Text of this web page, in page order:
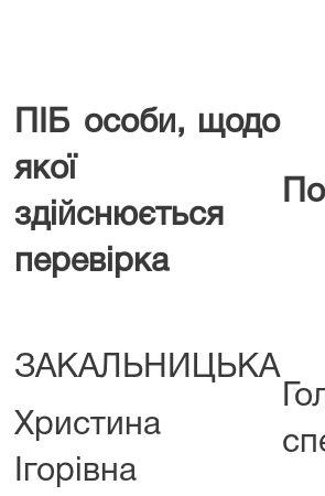
ПІБ особи, щодо
якої
здійснюється
перевірка
ЗАКАЛЬНИЦЬКА
Христина
Ігорівна